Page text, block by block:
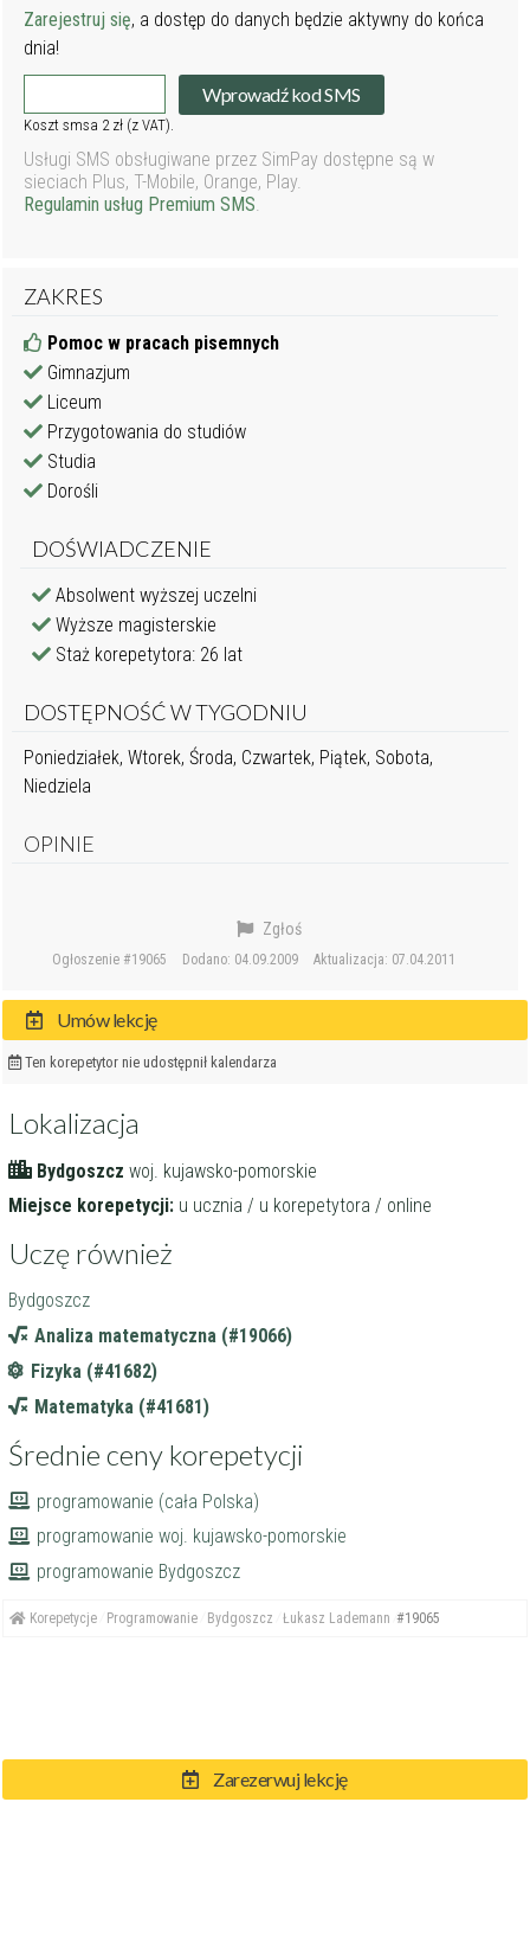
Zarezerwuj lekcję
Zarejestruj się, a dostęp do danych będzie aktywny do końca
dnia!
Wprowadź kod SMS
Koszt smsa 2 zł (z VAT).
Usługi SMS obsługiwane przez SimPay dostępne są w
sieciach Plus, T-Mobile, Orange, Play.
Regulamin usług Premium SMS.
ZAKRES
Pomoc w pracach pisemnych
Gimnazjum
Liceum
Przygotowania do studiów
Studia
Dorośli
DOŚWIADCZENIE
Absolwent wyższej uczelni
Wyższe magisterskie
Staż korepetytora: 26 lat
DOSTĘPNOŚĆ W TYGODNIU
Poniedziałek, Wtorek, Środa, Czwartek, Piątek, Sobota,
Niedziela
OPINIE
Ogłoszenie #19065 Dodano: 04.09.2009 Aktualizacja: 07.04.2011
Zgłoś
Umów lekcję
Ten korepetytor nie udostępnił kalendarza
Lokalizacja
Bydgoszcz woj. kujawsko-pomorskie
Miejsce korepetycji: u ucznia / u korepetytora / online
Uczę również
Bydgoszcz
Analiza matematyczna (#19066)
Fizyka (#41682)
Matematyka (#41681)
Średnie ceny korepetycji
programowanie (cała Polska)
programowanie woj. kujawsko-pomorskie
programowanie Bydgoszcz
Korepetycje Programowanie Bydgoszcz Łukasz Lademann #19065